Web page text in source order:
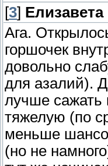
[3] Елизавета
Ага.
горшочек
довольно
для азалий).
лучше сажать
тяжелую (по
меньше
(но не